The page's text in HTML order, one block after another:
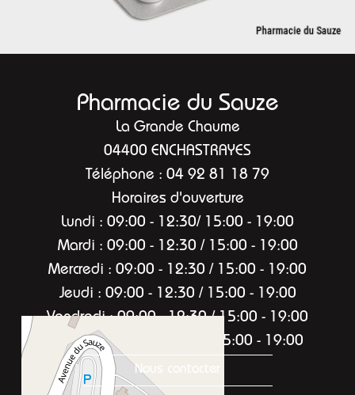
Pharmacie du Sauze
La Grande Chaume
04400 ENCHASTRAYES
Téléphone : 04 92 81 18 79
Horaires d'ouverture
Lundi : 09:00 - 12:30/ 15:00 - 19:00
Mardi : 09:00 - 12:30 / 15:00 - 19:00
Mercredi : 09:00 - 12:30 / 15:00 - 19:00
Jeudi : 09:00 - 12:30 / 15:00 - 19:00
Vendredi : 09:00 - 12:30 / 15:00 - 19:00
Samedi : 09:00 - 12:30 / 15:00 - 19:00
Nous contacter